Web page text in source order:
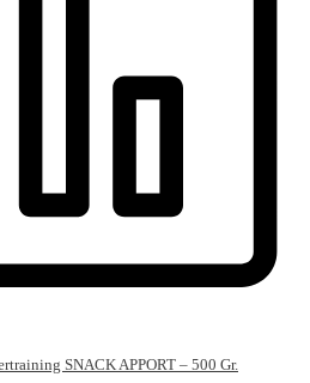
SNACK APPORT – 500 Gr.